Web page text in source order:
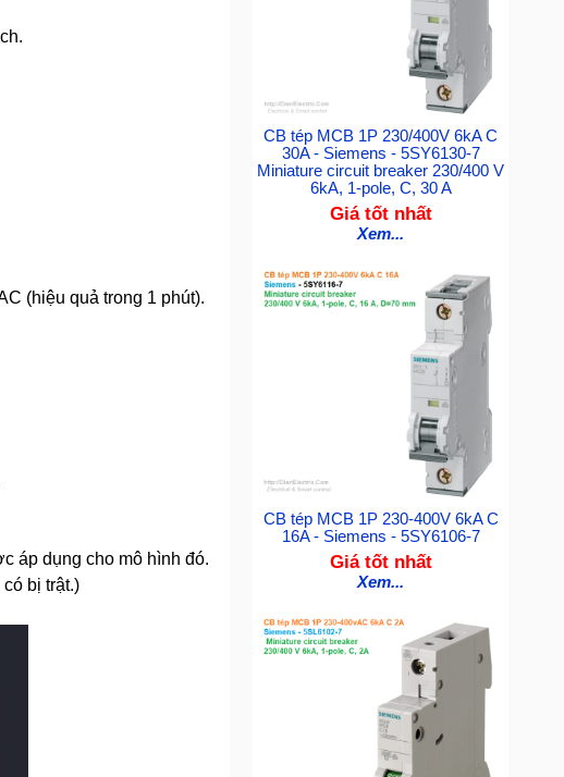
(hiệu quả trong 1 phút).
áp dụng cho mô hình đó.
bị trật.)
CB tép MCB 1P 230/400V 6kA C
30A - Siemens - 5SY6130-7
Miniature circuit breaker 230/400 V
6kA, 1-pole, C, 30 A
Giá tốt nhất
Xem...
CB tép MCB 1P 230-400V 6kA C
16A - Siemens - 5SY6106-7
Giá tốt nhất
Xem...